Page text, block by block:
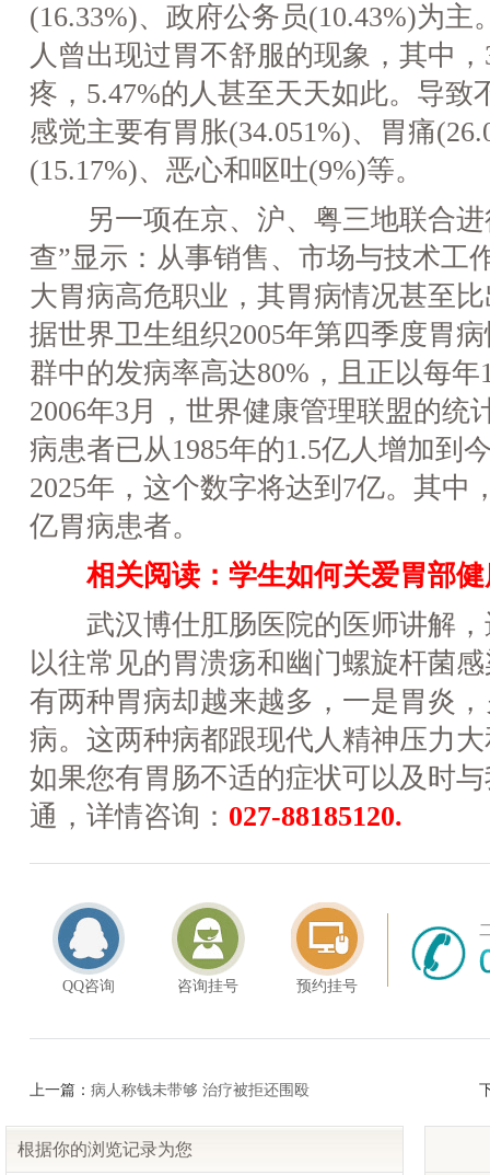
(16.33%)、政府公务员(10.43%)为主
人曾出现过胃不舒服的现象，其中
疼，5.47%的人甚至天天如此。导致
感觉主要有胃胀(34.051%)、胃痛
(15.17%)、恶心和呕吐(9%)等。
另一项在京、沪、粤三地联合进
查”显示：从事销售、市场与技术工
大胃病高危职业，其胃病情况甚至
据世界卫生组织2005年第四季度胃
群中的发病率高达80%，且正以每年
2006年3月，世界健康管理联盟的统
病患者已从1985年的1.5亿人增加到
2025年，这个数字将达到7亿。其中
亿胃病患者。
相关阅读： 学生如何关爱胃部
武汉博仕肛肠医院的医师讲解，
以往常见的胃溃疡和幽门螺旋杆菌
有两种胃病却越来越多，一是胃炎
病。这两种病都跟现代人精神压力
如果您有胃肠不适的症状可以及时
通，详情咨询： 027-88185120.
QQ咨询 咨询挂号 预约挂号
上一篇： 病人称钱未带够 治疗被拒还围殴
根据你的浏览记录为您